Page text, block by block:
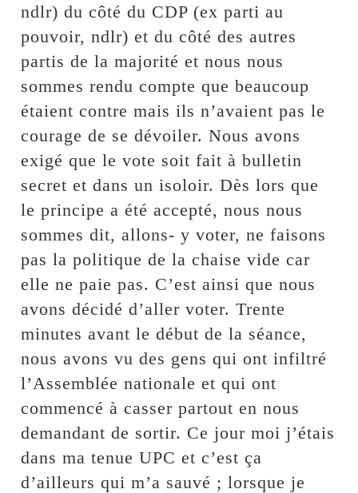
ndlr) du côté du CDP (ex parti au
pouvoir, ndlr) et du côté des autres
partis de la majorité et nous nous
sommes rendu compte que beaucoup
étaient contre mais ils n’avaient pas le
courage de se dévoiler. Nous avons
exigé que le vote soit fait à bulletin
secret et dans un isoloir. Dès lors que
le principe a été accepté, nous nous
sommes dit, allons- y voter, ne faisons
pas la politique de la chaise vide car
elle ne paie pas. C’est ainsi que nous
avons décidé d’aller voter. Trente
minutes avant le début de la séance,
nous avons vu des gens qui ont infiltré
l’Assemblée nationale et qui ont
commencé à casser partout en nous
demandant de sortir. Ce jour moi j’étais
dans ma tenue UPC et c’est ça
d’ailleurs qui m’a sauvé ; lorsque je